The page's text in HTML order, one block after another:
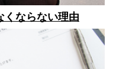
くならない理由